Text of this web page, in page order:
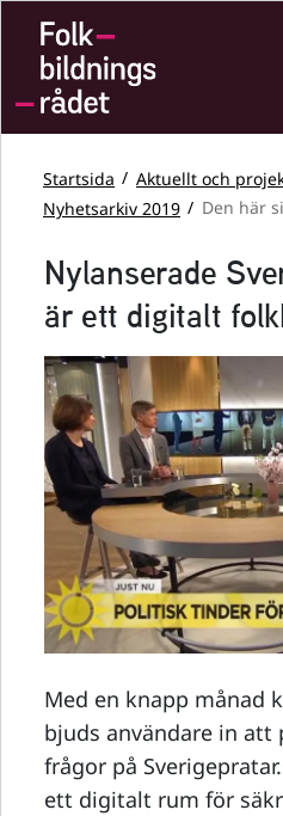
Startsida Aktuellt och
Nyhetsarkiv 2019
Den här
Nylanserade
är ett digitalt
Med en knapp månad
bjuds användare in att
frågor på
ett digitalt rum för